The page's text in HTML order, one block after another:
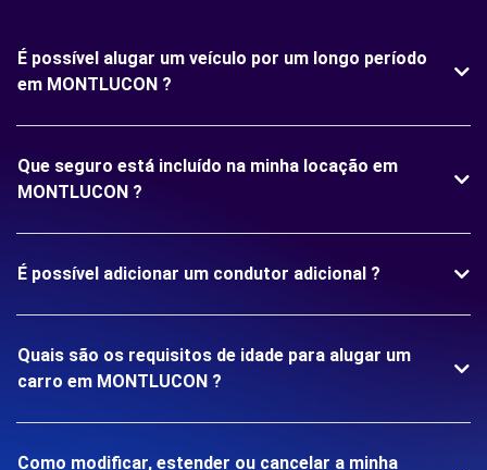
É possível alugar um veículo por um longo período
em MONTLUCON ?
Que seguro está incluído na minha locação em
MONTLUCON ?
É possível adicionar um condutor adicional ?
Quais são os requisitos de idade para alugar um
carro em MONTLUCON ?
Como modificar, estender ou cancelar a minha